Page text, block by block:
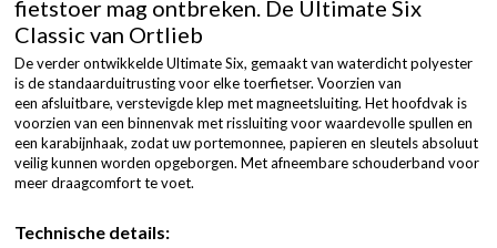
fietstoer mag ontbreken. De Ultimate Six
Classic van Ortlieb
De verder ontwikkelde Ultimate Six, gemaakt van waterdicht polyester
is de standaarduitrusting voor elke toerfietser. Voorzien van
een afsluitbare, verstevigde klep met magneetsluiting. Het hoofdvak is
voorzien van een binnenvak met rissluiting voor waardevolle spullen en
een karabijnhaak, zodat uw portemonnee, papieren en sleutels absoluut
veilig kunnen worden opgeborgen. Met afneembare schouderband voor
meer draagcomfort te voet.
Technische details: